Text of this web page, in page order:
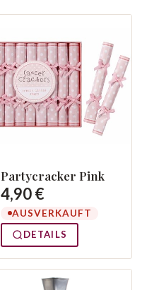
Partycracker Pink
4,90 €
AUSVERKAUFT
DETAILS